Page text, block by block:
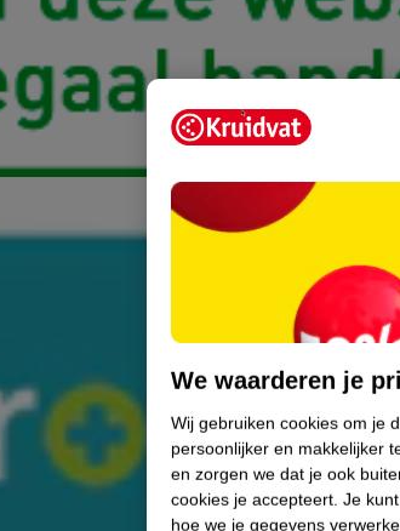
We waarderen je
Wij gebruiken cookies om je
persoonlijker en makkelijker
en zorgen we dat je ook
cookies je accepteert. Je
hoe we je gegevens